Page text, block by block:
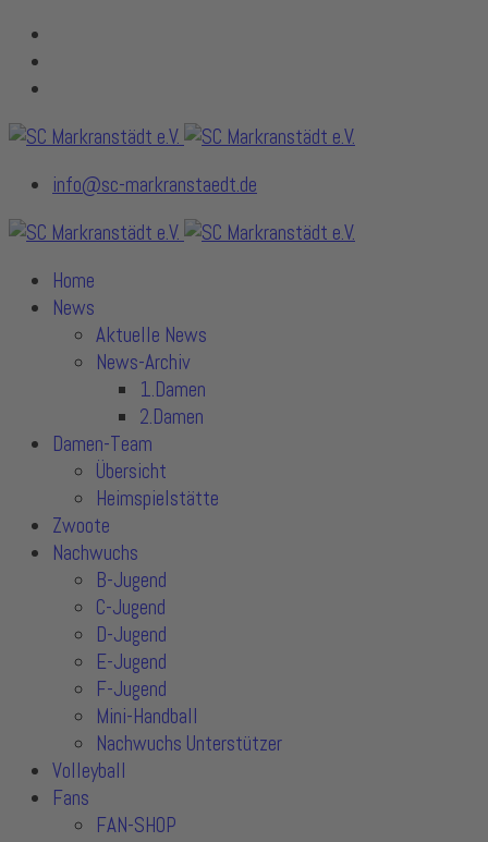
info@sc-markranstaedt.de
Home
News
Aktuelle News
News-Archiv
1.Damen
2.Damen
Damen-Team
Übersicht
Heimspielstätte
Zwoote
Nachwuchs
B-Jugend
C-Jugend
D-Jugend
E-Jugend
F-Jugend
Mini-Handball
Nachwuchs Unterstützer
Volleyball
Fans
FAN-SHOP